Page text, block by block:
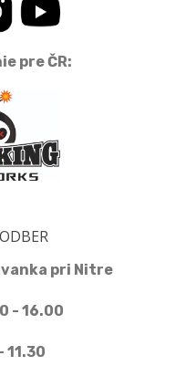
pre ČR:
pri Nitre
- 16.00
11.30